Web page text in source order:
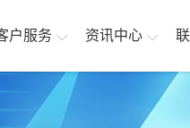
户服务 资讯中心